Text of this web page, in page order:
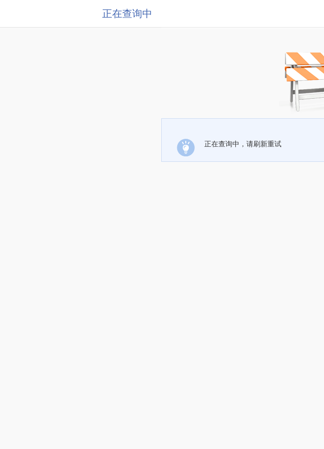
正在查询中
正在查询中，请刷新重试